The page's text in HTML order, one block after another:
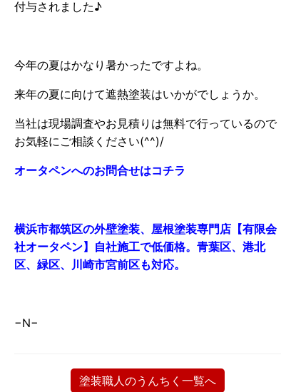
付与されました♪
今年の夏はかなり暑かったですよね。
来年の夏に向けて遮熱塗装はいかがでしょうか。
当社は現場調査やお見積りは無料で行っているので
お気軽にご相談ください(^^)/
オータペンへのお問合せはコチラ
横浜市都筑区の外壁塗装、屋根塗装専門店【有限会
社オータペン】自社施工で低価格。青葉区、港北
区、緑区、川崎市宮前区も対応。
−N−
塗装職人のうんちく一覧へ